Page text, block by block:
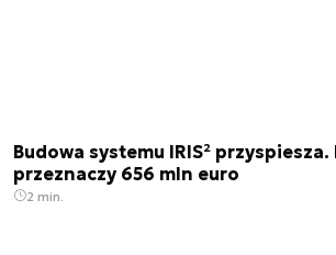
Budowa systemu IRIS² przyspiesza.
przeznaczy 656 mln euro
2 min.